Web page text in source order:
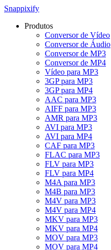
Snappixify
Produtos
Conversor de Vídeo
Conversor de Áudio
Conversor de MP3
Conversor de MP4
Vídeo para MP3
3GP para MP3
3GP para MP4
AAC para MP3
AIFF para MP3
AMR para MP3
AVI para MP3
AVI para MP4
CAF para MP3
FLAC para MP3
FLV para MP3
FLV para MP4
M4A para MP3
M4B para MP3
M4V para MP3
M4V para MP4
MKV para MP3
MKV para MP4
MOV para MP3
MOV para MP4